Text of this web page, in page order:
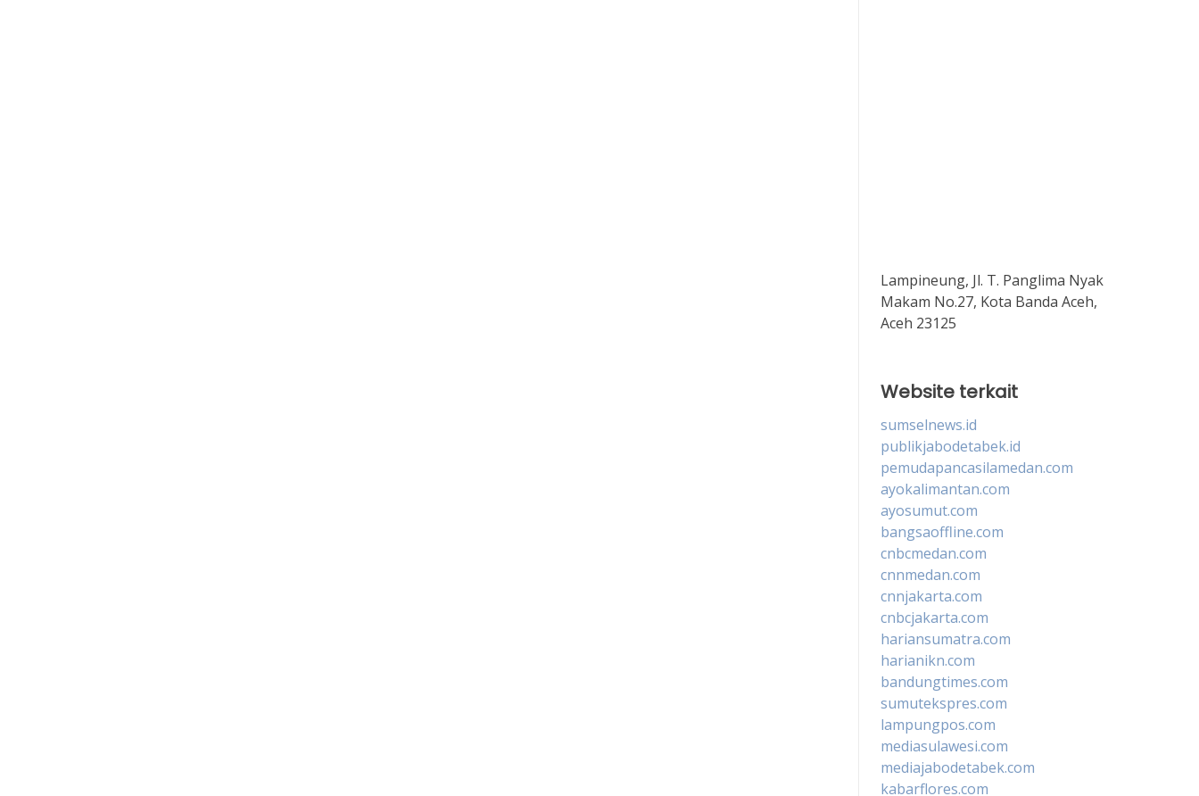
Lampineung, Jl. T. Panglima Nyak
Makam No.27, Kota Banda Aceh,
Aceh 23125
Website terkait
sumselnews.id
publikjabodetabek.id
pemudapancasilamedan.com
ayokalimantan.com
ayosumut.com
bangsaoffline.com
cnbcmedan.com
cnnmedan.com
cnnjakarta.com
cnbcjakarta.com
hariansumatra.com
harianikn.com
bandungtimes.com
sumutekspres.com
lampungpos.com
mediasulawesi.com
mediajabodetabek.com
kabarflores.com